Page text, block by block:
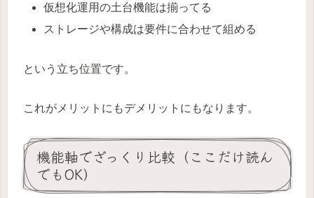
仮想化運用の土台機能は揃ってる
ストレージや構成は要件に合わせて組める
という立ち位置です。
これがメリットにもデメリットにもなります。
機能軸でざっくり比較（ここだけ読ん
でもOK）